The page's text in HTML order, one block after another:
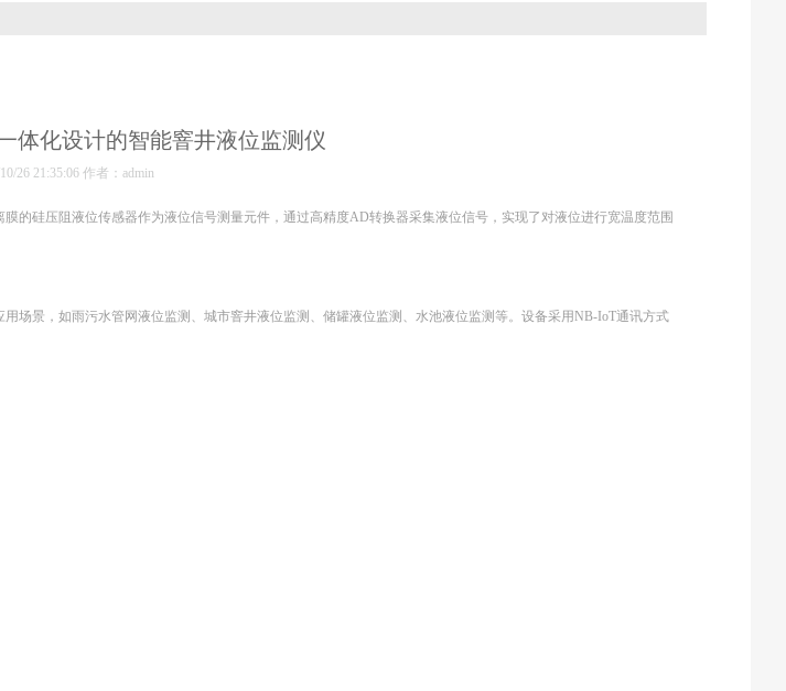
体化设计的智能窨井液位监测仪
26 21:35:06 作者：admin
的硅压阻液位传感器作为液位信号测量元件，通过高精度AD转换器采集液位信号，实现了对液位进行宽温度范围
场景，如雨污水管网液位监测、城市窨井液位监测、储罐液位监测、水池液位监测等。设备采用NB-IoT通讯方式